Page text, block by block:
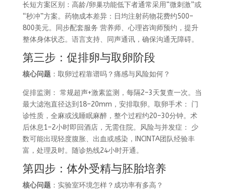
长短方案区别：高龄/卵巢功能低下者通常采用“微刺激”或
“秒冲”方案。药物成本差异：日均注射药物花费约500–
800美元。同步配套服务 营养师、心理咨询师预约，提升
整体身体状态。语言支持、同声通讯，确保沟通无障碍。
第三步：促排卵与取卵阶段
核心问题：取卵过程靠谱吗？痛感与风险如何？
促排监测： 常规超声+激素监测，每隔2–3天复查一次。当
最大滤泡直径达到18–20mm，安排取卵。取卵手术： 门
诊性质，全麻或浅睡眠麻醉，整个过程约20–30分钟。术
后休息1–2小时即回酒店，无需住院。风险与并发症： 少
数可能出现轻度腹胀、出血或感染，INCINTA团队经验丰
富，处理及时。随诊热线24小时开通。
第四步：体外受精与胚胎培养
核心问题：实验室环境怎样？成功率有多高？